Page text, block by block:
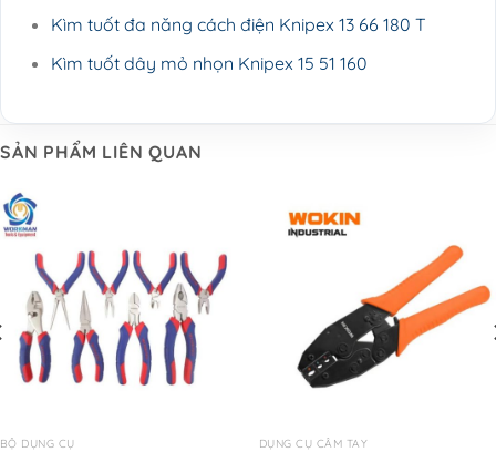
Kìm tuốt đa năng cách điện Knipex 13 66 180 T
Kìm tuốt dây mỏ nhọn Knipex 15 51 160
SẢN PHẨM LIÊN QUAN
BỘ DỤNG CỤ DỤNG CỤ CẦM TAY